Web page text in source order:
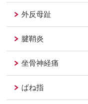
外反母趾
腱鞘炎
坐骨神経痛
ばね指